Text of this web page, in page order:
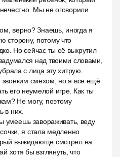
Мы не оговорили
верно? Знаешь, иногда я
сторону, потому что
Но сейчас ты её выкрутил
над твоими словами,
с лица эту хитрую.
смехом, но я все ещё
его неумелой игре. Как ты
Не могу, поэтому
в них.
умеешь завораживать, веду
я стала медленно
выжидающе смотрел на
хотя бы взглянуть, что